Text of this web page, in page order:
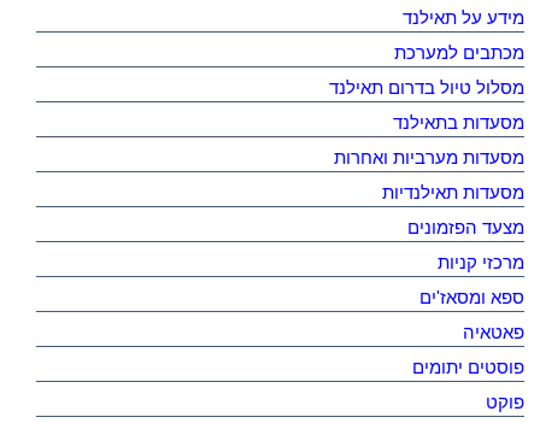
מידע על תאילנד
מכתבים למערכת
מסלול טיול בדרום תאילנד
מסעדות בתאילנד
מסעדות מערביות ואחרות
מסעדות תאילנדיות
מצעד הפזמונים
מרכזי קניות
ספא ומסאז'ים
פאטאיה
פוסטים יתומים
פוקט